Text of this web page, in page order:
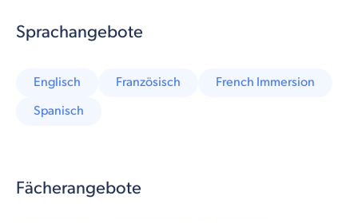
Sprachangebote
Englisch Französisch
French Immersion
Spanisch
Fächerangebote